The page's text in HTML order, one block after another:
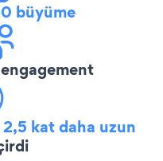
büyüme
2,5 kat daha uzun